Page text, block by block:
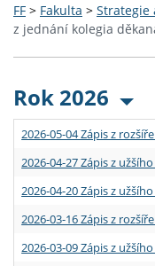
FF > Fakulta > Strategie
z jednání kolegia
Rok 2026
2026-05-04 Zápis z
2026-04-27 Zápis z
2026-04-20 Zápis z
2026-03-16 Zápis z
2026-03-09 Zápis z